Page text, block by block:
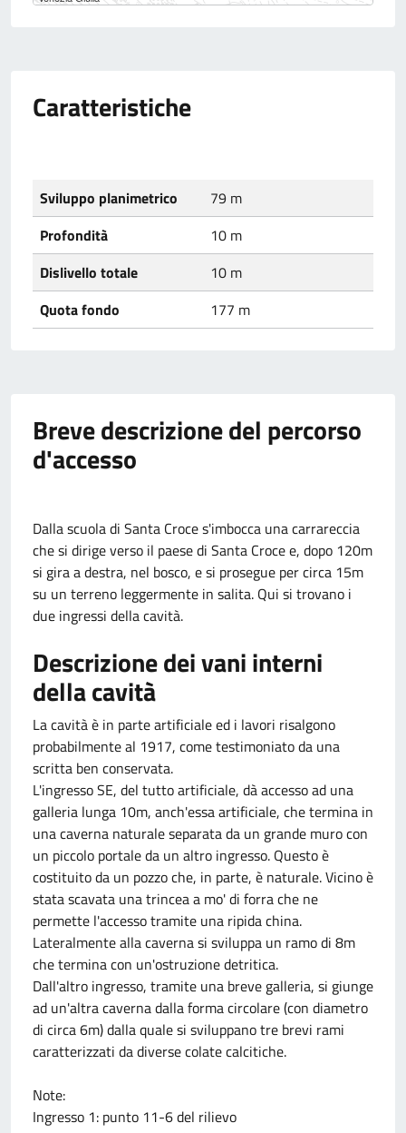
Caratteristiche
Sviluppo planimetrico
79 m
Profondità
10 m
Dislivello totale
10 m
Quota fondo
177 m
Breve descrizione del percorso
d'accesso
Dalla scuola di Santa Croce s'imbocca una carrareccia
che si dirige verso il paese di Santa Croce e, dopo 120m
si gira a destra, nel bosco, e si prosegue per circa 15m
su un terreno leggermente in salita. Qui si trovano i
due ingressi della cavità.
Descrizione dei vani interni
della cavità
La cavità è in parte artificiale ed i lavori risalgono
probabilmente al 1917, come testimoniato da una
scritta ben conservata.
L'ingresso SE, del tutto artificiale, dà accesso ad una
galleria lunga 10m, anch'essa artificiale, che termina in
una caverna naturale separata da un grande muro con
un piccolo portale da un altro ingresso. Questo è
costituito da un pozzo che, in parte, è naturale. Vicino è
stata scavata una trincea a mo' di forra che ne
permette l'accesso tramite una ripida china.
Lateralmente alla caverna si sviluppa un ramo di 8m
che termina con un'ostruzione detritica.
Dall'altro ingresso, tramite una breve galleria, si giunge
ad un'altra caverna dalla forma circolare (con diametro
di circa 6m) dalla quale si sviluppano tre brevi rami
caratterizzati da diverse colate calcitiche.
Note:
Ingresso 1: punto 11-6 del rilievo